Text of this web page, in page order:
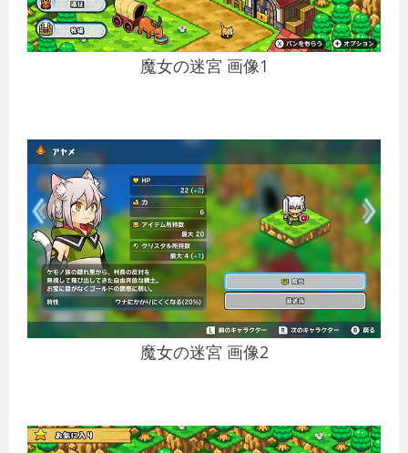
魔女の迷宮 画像1
魔女の迷宮 画像2